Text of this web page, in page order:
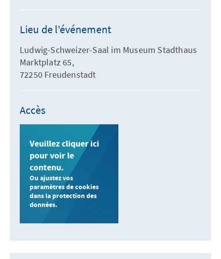
Lieu de l'événement
Ludwig-Schweizer-Saal im Museum Stadthaus
Marktplatz 65,
72250 Freudenstadt
Accès
Veuillez cliquer ici
pour voir le
contenu.
Ou ajustez vos
paramètres de cookies
dans la protection des
données.